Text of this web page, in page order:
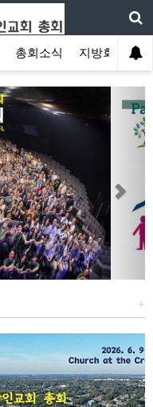
총회소식 지방회 게
+